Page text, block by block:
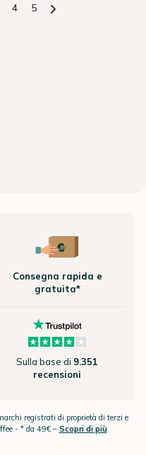
4 5
Consegna rapida e
gratuita*
Sulla base di 9.351
recensioni
registrati di proprietà di terzi e
- * da 49€ – Scopri di più